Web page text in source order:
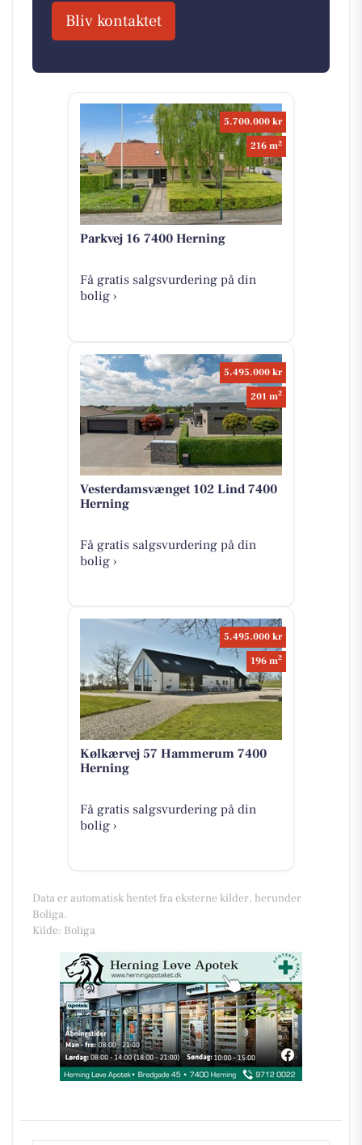
Bliv kontaktet
5.700.000 kr
216 m2
Parkvej 16 7400 Herning
Få gratis salgsvurdering på din
bolig ›
5.495.000 kr
201 m2
Vesterdamsvænget 102 Lind 7400
Herning
Få gratis salgsvurdering på din
bolig ›
5.495.000 kr
196 m2
Kølkærvej 57 Hammerum 7400
Herning
Få gratis salgsvurdering på din
bolig ›
Data er automatisk hentet fra eksterne kilder, herunder
Boliga.
Kilde: Boliga